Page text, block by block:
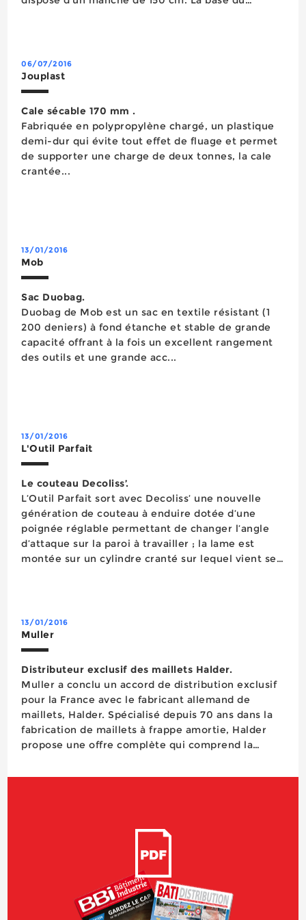
06/07/2016
Jouplast
Cale sécable 170 mm .
Fabriquée en polypropylène chargé, un plastique
demi-dur qui évite tout effet de fluage et permet
de supporter une charge de deux tonnes, la cale
crantée...
13/01/2016
Mob
Sac Duobag.
Duobag de Mob est un sac en textile résistant (1
200 deniers) à fond étanche et stable de grande
capacité offrant à la fois un excellent rangement
des outils et une grande acc...
13/01/2016
L'Outil Parfait
Le couteau Decoliss’.
L’Outil Parfait sort avec Decoliss’ une nouvelle
génération de couteau à enduire dotée d’une
poignée réglable permettant de changer l’angle
d’attaque sur la paroi à travailler ; la lame est
montée sur un cylindre cranté sur lequel vient se
13/01/2016
Muller
Distributeur exclusif des maillets Halder.
Muller a conclu un accord de distribution exclusif
pour la France avec le fabricant allemand de
maillets, Halder. Spécialisé depuis 70 ans dans la
fabrication de maillets à frappe amortie, Halder
propose une offre complète qui comprend la
secteur du bâtiment, avec boîtiers en fonte